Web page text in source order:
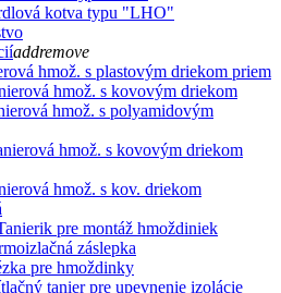
kotva typu "LHO"
addremove
hmož. s plastovým driekom priem
hmož. s kovovým driekom
hmož. s polyamidovým
hmož. s kovovým driekom
hmož. s kov. driekom
pre montáž hmoždiniek
záslepka
pre hmoždinky
tanier pre upevnenie izolácie